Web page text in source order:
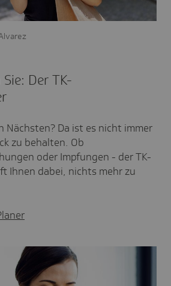
Der TK-
Nächsten? Da ist es nicht immer
zu behalten. Ob
oder Impfungen - der TK-
Ihnen dabei, nichts mehr zu